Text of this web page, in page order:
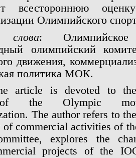
Олимпийского
слова: Олимпийское
олимпийский
движения,
политика МОК.
article is devoted to
of the Olympic
The author refers to
of commercial activities of
explores the
projects of the